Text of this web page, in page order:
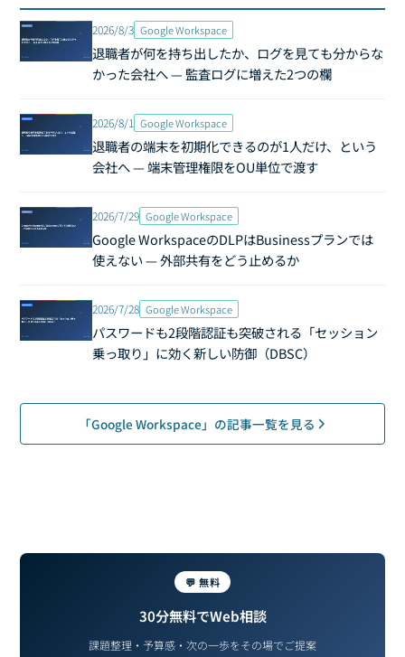
2026/8/3 Google Workspace
退職者が何を持ち出したか、ログを見ても分からな
かった会社へ — 監査ログに増えた2つの欄
2026/8/1 Google Workspace
退職者の端末を初期化できるのが1人だけ、という
会社へ — 端末管理権限をOU単位で渡す
2026/7/29 Google Workspace
Google WorkspaceのDLPはBusinessプランでは
使えない — 外部共有をどう止めるか
2026/7/28 Google Workspace
パスワードも2段階認証も突破される「セッション
乗っ取り」に効く新しい防御（DBSC）
「Google Workspace」の記事一覧を見る
💬 無料
30分無料でWeb相談
課題整理・予算感・次の一歩をその場でご提案